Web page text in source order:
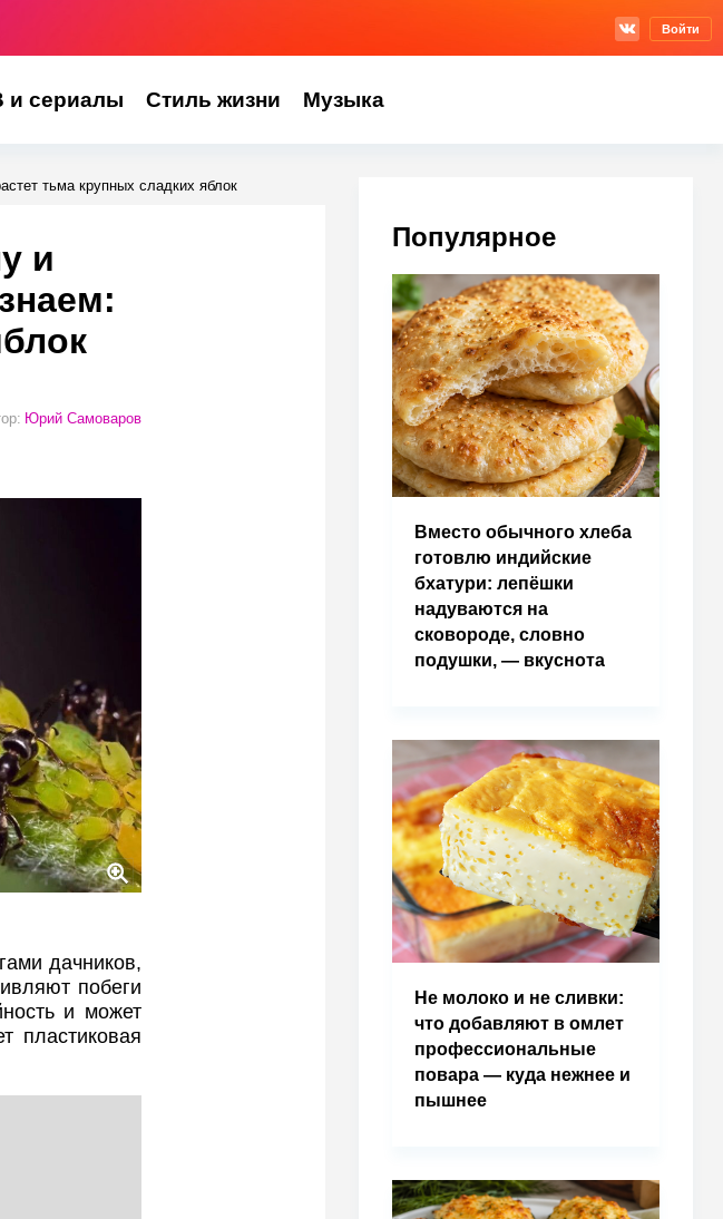
Войти
и сериалы Стиль жизни Музыка
тьма крупных сладких яблок
и
Юрий Самоваров
дачников,
побеги
и может
пластиковая
Популярное
Вместо обычного хлеба
готовлю индийские
бхатури: лепёшки
надуваются на
сковороде, словно
подушки, — вкуснота
Не молоко и не сливки:
что добавляют в омлет
профессиональные
повара — куда нежнее и
пышнее